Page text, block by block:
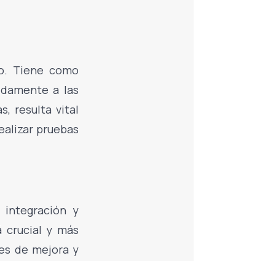
Tiene como
a las
resulta vital
pruebas
integración y
crucial y más
de mejora y